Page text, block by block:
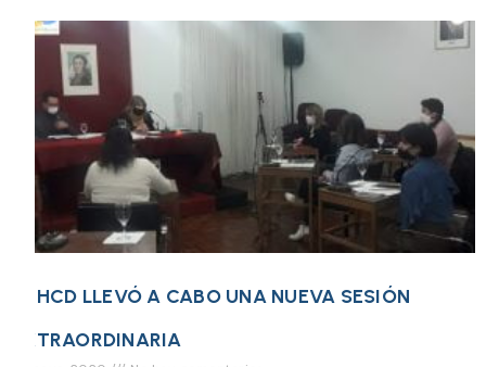
EL HCD LLEVÓ A CABO UNA NUEVA SESIÓN
EXTRAORDINARIA